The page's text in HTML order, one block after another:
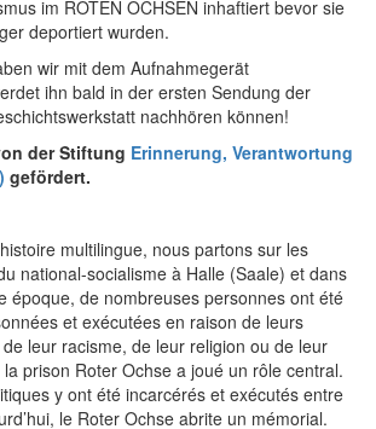
im ROTEN OCHSEN inhaftiert bevor sie
deportiert wurden.
wir mit dem Aufnahmegerät
ihn bald in der ersten Sendung der
nachhören können!
der Stiftung Erinnerung, Verantwortung
gefördert.
multilingue, nous partons sur les
national-socialisme à Halle (Saale) et dans
époque, de nombreuses personnes ont été
et exécutées en raison de leurs
leur racisme, de leur religion ou de leur
prison Roter Ochse a joué un rôle central.
y ont été incarcérés et exécutés entre
le Roter Ochse abrite un mémorial.